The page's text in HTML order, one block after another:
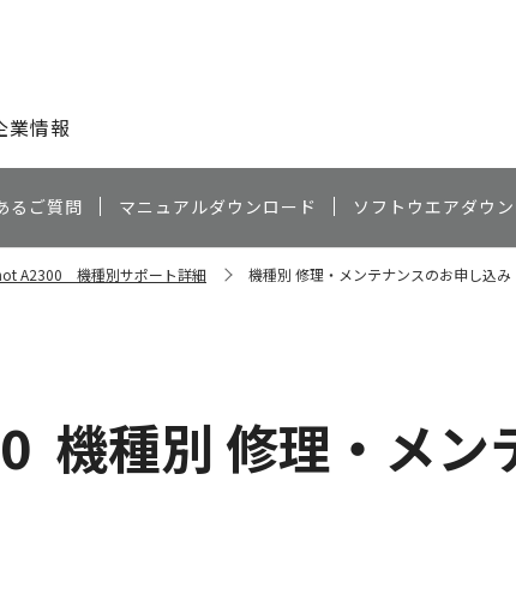
業情報
るご質問 マニュアルダウンロード ソフトウエアダウ
A2300 機種別サポート詳細 機種別 修理・メンテナンスのお申し込み
機種別 修理・メン